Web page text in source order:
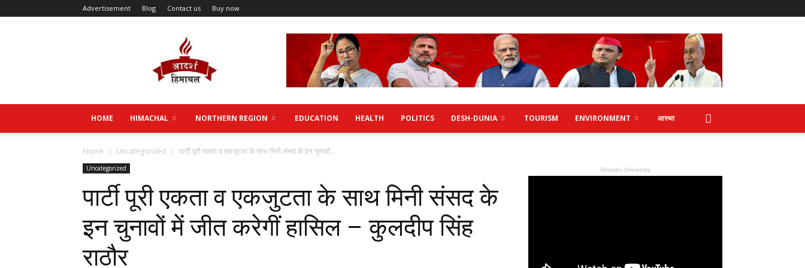
Advertisement Blog Contact us Buy now
HOME HIMACHAL NORTHERN REGION EDUCATION HEALTH POLITICS DESH-DUNIA TOURISM ENVIRONMENT आस्था
Home Uncategorized पार्टी पूरी एकता व एकजुटता के साथ मिनी संसद के इन चुनावों...
Uncategorized
पार्टी पूरी एकता व एकजुटता के साथ मिनी संसद के
इन चुनावों में जीत करेगीं हासिल – कुलदीप सिंह
राठौर
Shoolini University